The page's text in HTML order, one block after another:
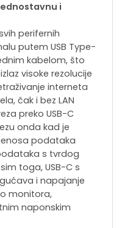
i
perifernih
putem USB Type-
kabelom, što
visoke rezolucije
interneta
čak i bez LAN
preko USB-C
onda kad je
podataka
s tvrdog
toga, USB-C s
i napajanje
monitora,
naponskim